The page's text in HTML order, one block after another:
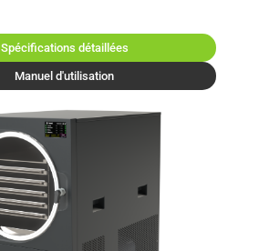
Spécifications détaillées
Manuel d'utilisation